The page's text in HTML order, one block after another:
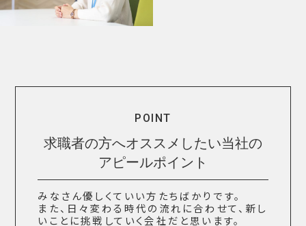
POINT
求職者の方へオススメしたい当社の
アピールポイント
みなさん優しくていい方たちばかりです。
また、日々変わる時代の流れに合わせて、新し
いことに挑戦していく会社だと思います。